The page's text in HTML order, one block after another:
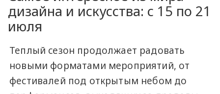
дизайна и искусства: с 15 по 21
июля
Теплый сезон продолжает радовать
новыми форматами мероприятий, от
фестивалей под открытым небом до